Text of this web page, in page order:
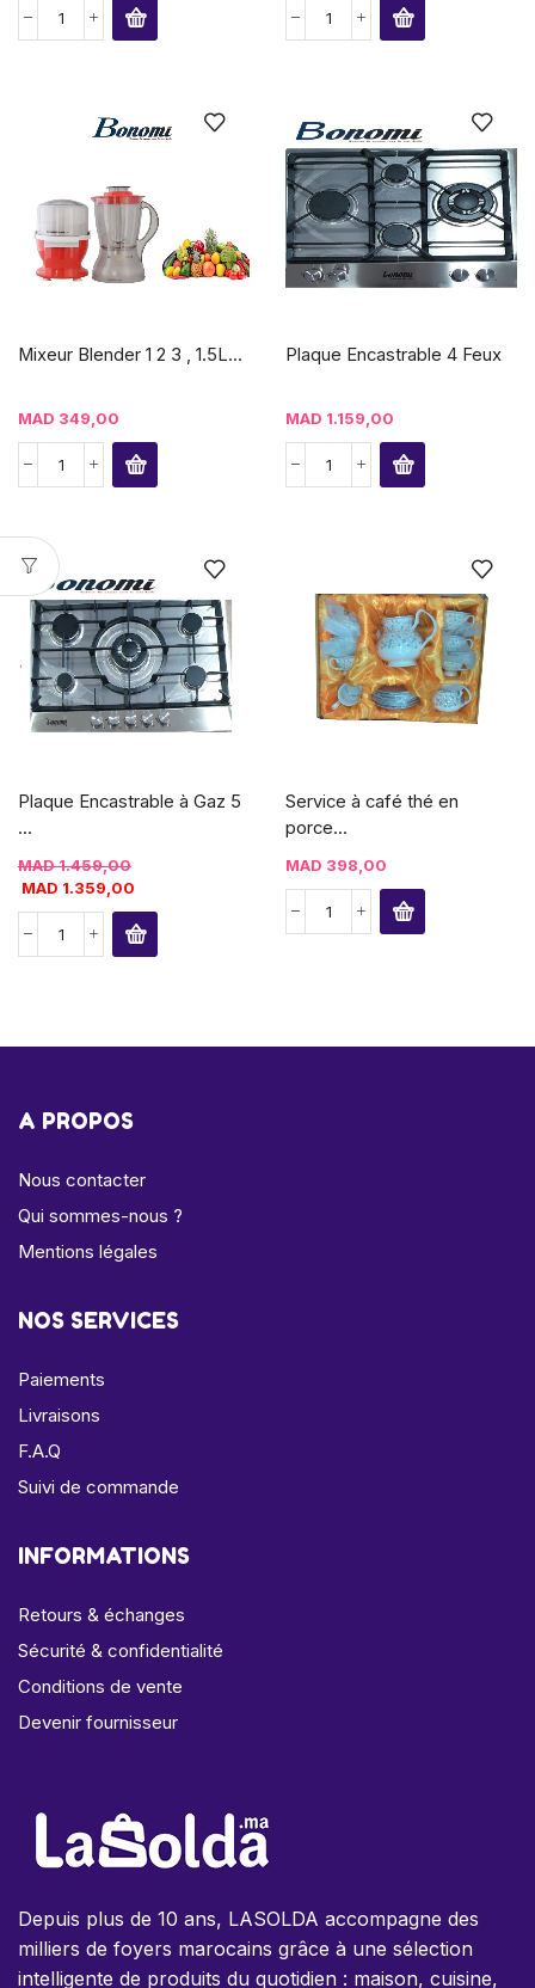
Mixeur Blender 1 2 3 , 1.5L...
MAD 349,00
Plaque Encastrable 4 Feux
MAD 1.159,00
Plaque Encastrable à Gaz 5
...
MAD1.459,00
MAD 1.359,00
Service à café thé en
porce...
MAD 398,00
A PROPOS
Nous contacter
Qui sommes-nous ?
Mentions légales
NOS SERVICES
Paiements
Livraisons
F.A.Q
Suivi de commande
INFORMATIONS
Retours & échanges
Sécurité & confidentialité
Conditions de vente
Devenir fournisseur
Depuis plus de 10 ans, LASOLDA accompagne des
milliers de foyers marocains grâce à une sélection
intelligente de produits du quotidien : maison, cuisine,